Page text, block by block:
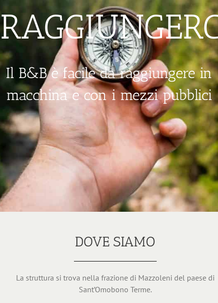
Il B&B è facile da raggiungere in
macchina e con i mezzi pubblici
DOVE SIAMO
La struttura si trova nella frazione di Mazzoleni del paese di
Sant’Omobono Terme.